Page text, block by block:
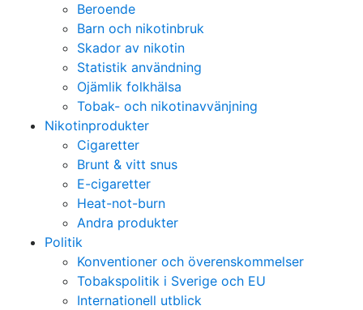
Beroende
Barn och nikotinbruk
Skador av nikotin
Statistik användning
Ojämlik folkhälsa
Tobak- och nikotinavvänjning
Nikotinprodukter
Cigaretter
Brunt & vitt snus
E-cigaretter
Heat-not-burn
Andra produkter
Politik
Konventioner och överenskommelser
Tobakspolitik i Sverige och EU
Internationell utblick